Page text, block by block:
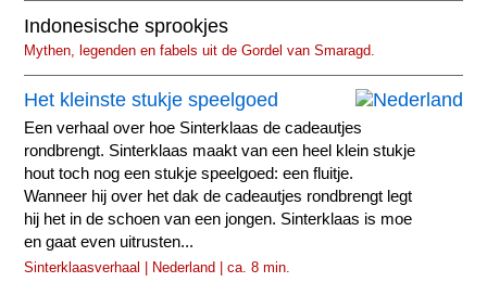
Indonesische sprookjes
Mythen, legenden en fabels uit de Gordel van Smaragd.
Het kleinste stukje speelgoed
Een verhaal over hoe Sinterklaas de cadeautjes
rondbrengt. Sinterklaas maakt van een heel klein stukje
hout toch nog een stukje speelgoed: een fluitje.
Wanneer hij over het dak de cadeautjes rondbrengt legt
hij het in de schoen van een jongen. Sinterklaas is moe
en gaat even uitrusten...
Sinterklaasverhaal | Nederland | ca. 8 min.